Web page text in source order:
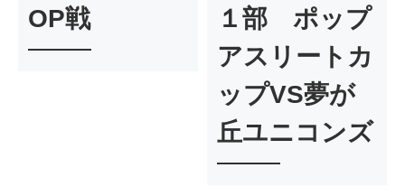
OP戦
１部 ポップ
アスリートカ
ップVS夢が
丘ユニコンズ